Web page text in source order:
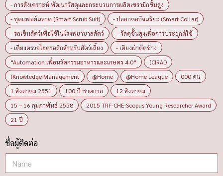
- การสังเคราะห์ พัฒนาวัสดุและกระบวนการผลิตเซรามิกขั้นสูง
- ชุดแพทย์ฉลาด (Smart Scrub Suit)
- ปลอกคออัจฉริยะ (Smart Collar)
- รถเข็นสัตว์เพื่อใช้ในโรงพยาบาลสัตว์
- วัสดุขั้นสูงเพื่อการประยุกต์ใช้
- เตียงตรวจไฮดรอลิกสำหรับสัตว์เลี้ยง
- เตียงผ่าตัดช้าง
“Automation เพื่อนวัตกรรมอาหารและเกษตร 4.0”
(CIRAD
(Knowledge Management
@Home @Home League
000 คน
1 สิงหาคม 2551
100 ปี ชาตกาล
12 สิงหาคม
15 – 16 กุมภาพันธ์ 2558
2015 TRF-CHE-Scopus Young Researcher Award
21 ปี
ชื่อผู้ติดต่อ